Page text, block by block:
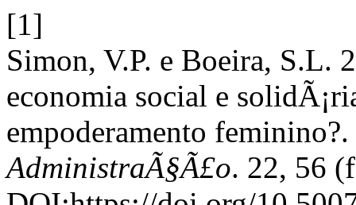
[1]
Simon, V.P. e Boeira, S.L.
economia social e
empoderamento feminino?.
AdministraÃ§Ã£o. 22, 56